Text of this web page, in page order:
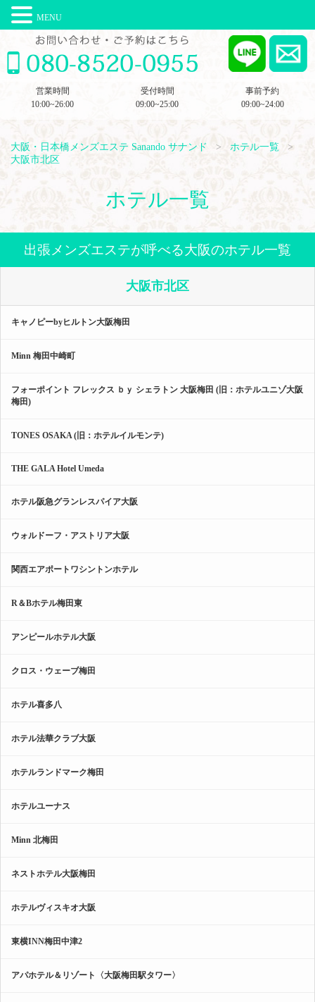
営業時間
10:00~26:00
受付時間
09:00~25:00
事前予約
09:00~24:00
大阪・日本橋メンズエステ Sanando サナンド
ホテル一覧
大阪市北区
ホテル一覧
出張メンズエステが呼べる大阪のホテル一覧
大阪市北区
キャノピーbyヒルトン大阪梅田
Minn 梅田中崎町
フォーポイント フレックス ｂｙ シェラトン 大阪梅田 (旧：ホテルユニゾ大阪
梅田)
TONES OSAKA (旧：ホテルイルモンテ)
THE GALA Hotel Umeda
ホテル阪急グランレスパイア大阪
ウォルドーフ・アストリア大阪
関西エアポートワシントンホテル
R＆Bホテル梅田東
アンピールホテル大阪
クロス・ウェーブ梅田
ホテル喜多八
ホテル法華クラブ大阪
ホテルランドマーク梅田
ホテルユーナス
Minn 北梅田
ネストホテル大阪梅田
ホテルヴィスキオ大阪
東横INN梅田中津2
アパホテル＆リゾート〈大阪梅田駅タワー〉
MENU